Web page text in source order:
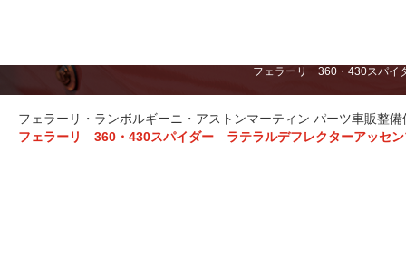
フェラーリ 360・430スパイ
フェラーリ・ランボルギーニ・アストンマーティン パーツ車販整
フェラーリ 360・430スパイダー ラテラルデフレクターアッセン